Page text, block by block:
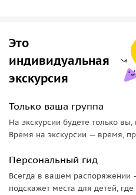
Это
индивидуальная
экскурсия
Только ваша группа
На экскурсии будете только
Время на экскурсии — время,
Персональный гид
Всегда в вашем распоряжении
подскажет места для детей, где